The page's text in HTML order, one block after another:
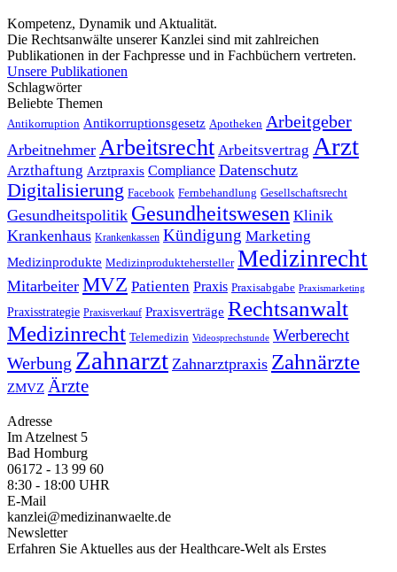
Kompetenz, Dynamik und Aktualität.
Die Rechtsanwälte unserer Kanzlei sind mit zahlreichen
Publikationen in der Fachpresse und in Fachbüchern vertreten.
Unsere Publikationen
Schlagwörter
Beliebte Themen
Antikorruption Antikorruptionsgesetz Apotheken Arbeitgeber
Arbeitnehmer Arbeitsrecht Arbeitsvertrag Arzt
Arzthaftung Arztpraxis Compliance Datenschutz
Digitalisierung Facebook Fernbehandlung Gesellschaftsrecht
Gesundheitspolitik Gesundheitswesen Klinik
Krankenhaus Krankenkassen Kündigung Marketing
Medizinprodukte Medizinproduktehersteller Medizinrecht
Mitarbeiter MVZ Patienten Praxis Praxisabgabe Praxismarketing
Praxisstrategie Praxisverkauf Praxisverträge Rechtsanwalt
Medizinrecht Telemedizin Videosprechstunde Werberecht
Werbung Zahnarzt Zahnarztpraxis Zahnärzte
ZMVZ Ärzte
Adresse
Im Atzelnest 5
Bad Homburg
06172 - 13 99 60
8:30 - 18:00 UHR
E-Mail
kanzlei@medizinanwaelte.de
Newsletter
Erfahren Sie Aktuelles aus der Healthcare-Welt als Erstes